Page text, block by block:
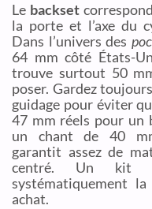
Le backset
la porte et l’axe du
Dans l’univers des
64 mm côté États-
trouve surtout 50
poser. Gardez
guidage pour éviter
47 mm réels pour un
un chant de 40
garantit assez de
centré. Un kit
systématiquement
achat.